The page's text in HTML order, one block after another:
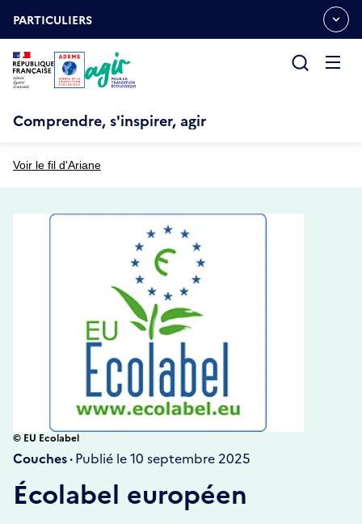
auOUVRIR
LE
MENU
ESPACE
PARTICULIERS
Comprendre, s'inspirer, agir
Voir le fil d'Ariane
© EU Ecolabel
Couches ·Publié le 10 septembre 2025
Écolabel européen